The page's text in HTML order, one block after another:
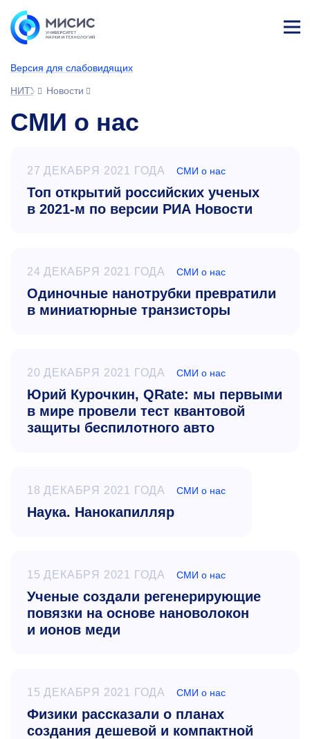
Версия для слабовидящих
НИТУ МИСИС
Новости
СМИ о нас
27 ДЕКАБРЯ 2021 ГОДА СМИ о нас
Топ открытий российских ученых
в 2021-м по версии РИА Новости
24 ДЕКАБРЯ 2021 ГОДА СМИ о нас
Одиночные нанотрубки превратили
в миниатюрные транзисторы
20 ДЕКАБРЯ 2021 ГОДА СМИ о нас
Юрий Курочкин, QRate: мы первыми
в мире провели тест квантовой
защиты беспилотного авто
18 ДЕКАБРЯ 2021 ГОДА СМИ о нас
Наука. Нанокапилляр
15 ДЕКАБРЯ 2021 ГОДА СМИ о нас
Ученые создали регенерирующие
повязки на основе нановолокон
и ионов меди
15 ДЕКАБРЯ 2021 ГОДА СМИ о нас
Физики рассказали о планах
создания дешевой и компактной